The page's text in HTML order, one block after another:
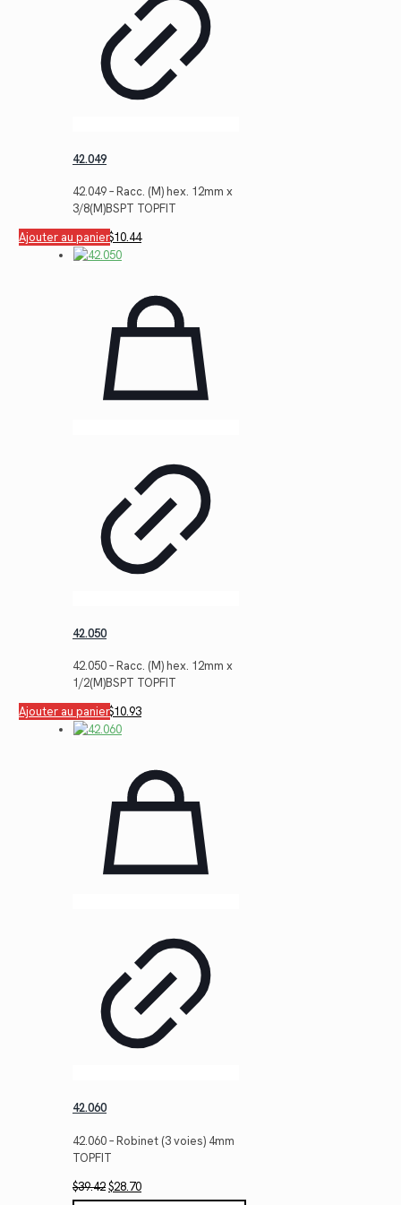
42.049
42.049 – Racc. (M) hex. 12mm x
3/8(M)BSPT TOPFIT
$14.34Le
prix
$14.34.
$10.44Le
$10.44.
Ajouter au panier
42.050
42.050 – Racc. (M) hex. 12mm x
1/2(M)BSPT TOPFIT
$15.02Le
prix
$15.02.
$10.93Le
$10.93.
Ajouter au panier
42.060
42.060 – Robinet (3 voies) 4mm
TOPFIT
$39.42Le
$28.70Le